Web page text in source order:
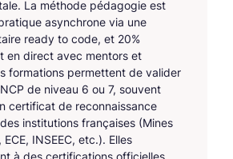
La méthode pédagogie est
asynchrone via une
ready to code, et 20%
en direct avec mentors et
formations permettent de valider
de niveau 6 ou 7, souvent
certificat de reconnaissance
institutions françaises (Mines
INSEEC, etc.). Elles